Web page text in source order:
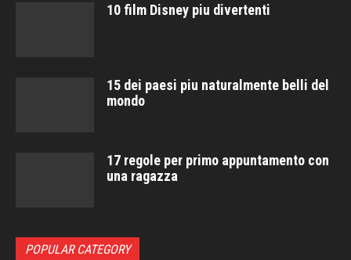
10 film Disney piu divertenti
15 dei paesi piu naturalmente belli del
mondo
17 regole per primo appuntamento con
una ragazza
POPULAR CATEGORY